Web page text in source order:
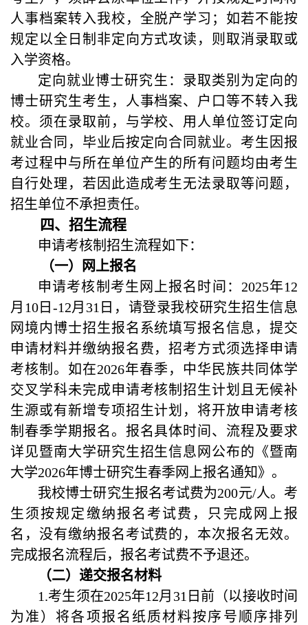
人事档案转入我校，全脱产学习；如若不能按
规定以全日制非定向方式攻读，则取消录取或
入学资格。
定向就业博士研究生：录取类别为定向的
博士研究生考生，人事档案、户口等不转入我
校。须在录取前，与学校、用人单位签订定向
就业合同，毕业后按定向合同就业。考生因报
考过程中与所在单位产生的所有问题均由考生
自行处理，若因此造成考生无法录取等问题，
招生单位不承担责任。
四、招生流程
申请考核制招生流程如下：
（一）网上报名
申请考核制考生网上报名时间：2025年12
月10日-12月31日，请登录我校研究生招生信息
网境内博士招生报名系统填写报名信息，提交
申请材料并缴纳报名费，招考方式须选择申请
考核制。如在2026年春季，中华民族共同体学
交叉学科未完成申请考核制招生计划且无候补
生源或有新增专项招生计划，将开放申请考核
制春季学期报名。报名具体时间、流程及要求
详见暨南大学研究生招生信息网公布的《暨南
大学2026年博士研究生春季网上报名通知》。
我校博士研究生报名考试费为200元/人。考
生须按规定缴纳报名考试费，只完成网上报
名，没有缴纳报名考试费的，本次报名无效。
完成报名流程后，报名考试费不予退还。
（二）递交报名材料
1.考生须在2025年12月 31 日前（以接收时间
为准）将各项报名纸质材料按序号顺序排列